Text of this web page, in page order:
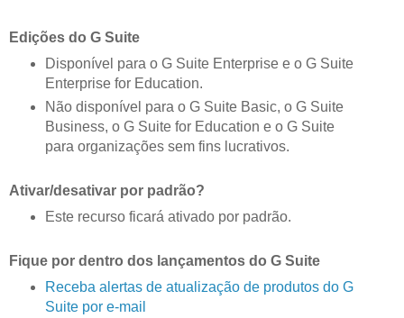
Edições do G Suite
Disponível para o G Suite Enterprise e o G Suite
Enterprise for Education.
Não disponível para o G Suite Basic, o G Suite
Business, o G Suite for Education e o G Suite
para organizações sem fins lucrativos.
Ativar/desativar por padrão?
Este recurso ficará ativado por padrão.
Fique por dentro dos lançamentos do G Suite
Receba alertas de atualização de produtos do G
Suite por e-mail